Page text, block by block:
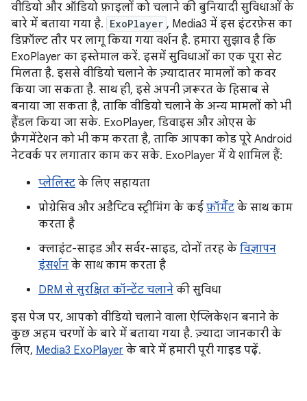
वीडियो और ऑडियो फ़ाइलों को चलाने की बुनियादी सुविधाओं के
बारे में बताया गया है. ExoPlayer , Media3 में इस इंटरफ़ेस का
डिफ़ॉल्ट तौर पर लागू किया गया वर्शन है. हमारा सुझाव है कि
ExoPlayer का इस्तेमाल करें. इसमें सुविधाओं का एक पूरा सेट
मिलता है. इससे वीडियो चलाने के ज़्यादातर मामलों को कवर
किया जा सकता है. साथ ही, इसे अपनी ज़रूरत के हिसाब से
बनाया जा सकता है, ताकि वीडियो चलाने के अन्य मामलों को भी
हैंडल किया जा सके. ExoPlayer, डिवाइस और ओएस के
फ़्रैगमेंटेशन को भी कम करता है, ताकि आपका कोड पूरे Android
नेटवर्क पर लगातार काम कर सके. ExoPlayer में ये शामिल हैं:
प्लेलिस्ट के लिए सहायता
प्रोग्रेसिव और अडैप्टिव स्ट्रीमिंग के कई फ़ॉर्मैट के साथ काम
करता है
क्लाइंट-साइड और सर्वर-साइड, दोनों तरह के विज्ञापन
इंसर्शन के साथ काम करता है
DRM से सुरक्षित कॉन्टेंट चलाने की सुविधा
इस पेज पर, आपको वीडियो चलाने वाला ऐप्लिकेशन बनाने के
कुछ अहम चरणों के बारे में बताया गया है. ज़्यादा जानकारी के
लिए, Media3 ExoPlayer के बारे में हमारी पूरी गाइड पढ़ें.